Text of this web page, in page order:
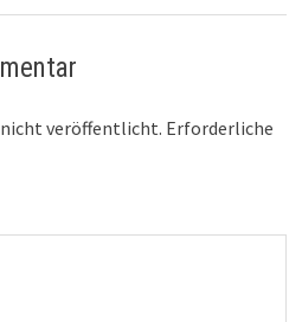
nicht veröffentlicht. Erforderliche